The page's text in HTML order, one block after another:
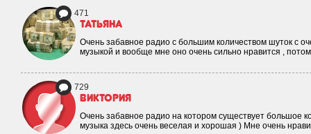
471
Татьяна
Очень забавное радио с большим количеством шуток с
музыкой и вообще мне оно очень сильно нравится ,
729
Виктория
Очень забавное радио на котором существует большое
музыка здесь очень веселая и хорошая ) Мне очень